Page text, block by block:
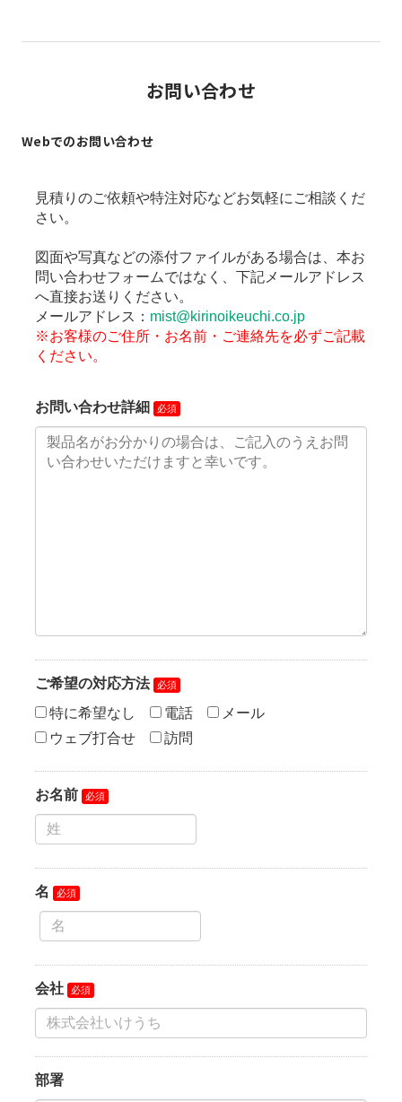
お問い合わせ
Webでのお問い合わせ